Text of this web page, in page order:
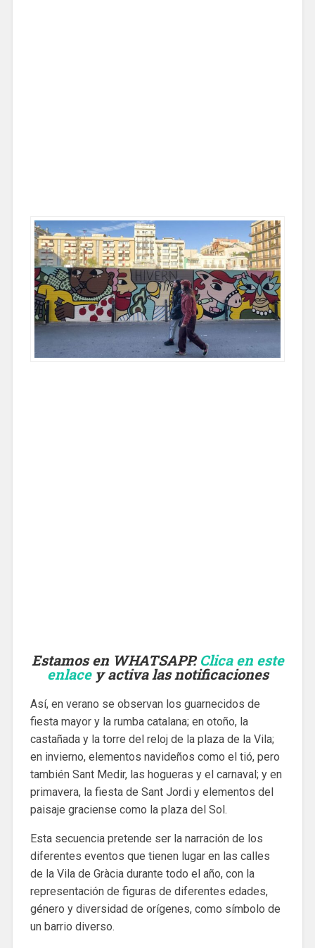
Estamos en WHATSAPP. Clica en este
enlacey activa las notificaciones
Así, en verano se observan los guarnecidos de
fiesta mayor y la rumba catalana; en otoño, la
castañada y la torre del reloj de la plaza de la Vila;
en invierno, elementos navideños como el tió, pero
también Sant Medir, las hogueras y el carnaval; y en
primavera, la fiesta de Sant Jordi y elementos del
paisaje graciense como la plaza del Sol.
Esta secuencia pretende ser la narración de los
diferentes eventos que tienen lugar en las calles
de la Vila de Gràcia durante todo el año, con la
representación de figuras de diferentes edades,
género y diversidad de orígenes, como símbolo de
un barrio diverso.